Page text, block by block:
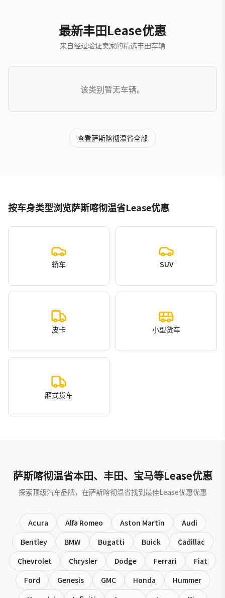
最新丰田Lease优惠
来自经过验证卖家的精选丰田车辆
该类别暂无车辆。
查看萨斯喀彻温省全部
按车身类型浏览萨斯喀彻温省Lease优惠
轿车 SUV
皮卡 小型货车
厢式货车
萨斯喀彻温省本田、丰田、宝马等Lease优惠
探索顶级汽车品牌，在萨斯喀彻温省找到最佳Lease优惠优惠
Acura Alfa Romeo Aston Martin
Audi
Bentley
BMW Bugatti Buick
Cadillac
Chevrolet
Chrysler Dodge Ferrari
Fiat
Ford
Genesis GMC Honda
Hummer